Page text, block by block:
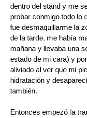
dentro del stand y me
probar conmigo todo lo
fue desmaquillarme la
de la tarde, me había
mañana y llevaba una
estado de mi cara) y
aliviado al ver que mi
hidratación y
también.
Entonces empezó la